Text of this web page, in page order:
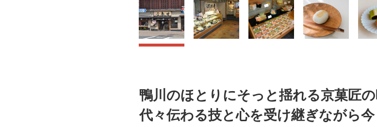
鴨川のほとりにそっと揺れる京菓匠の
代々伝わる技と心を受け継ぎながら